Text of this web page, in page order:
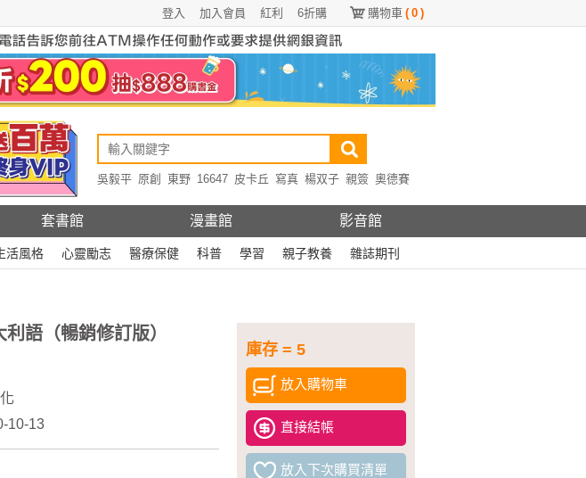
購物車 ( 0 )
6折購
紅利
加入會員
登入
吳毅平 原創 東野 16647 皮卡丘 寫真 楊双子 親簽 奧德賽
套書館 漫畫館 影音館
活風格 心靈勵志 醫療保健 科普 學習 親子教養 雜誌期刊
庫存 = 5
放入購物車
直接結帳
放入下次購買清單
語（暢銷修訂版）
10-13